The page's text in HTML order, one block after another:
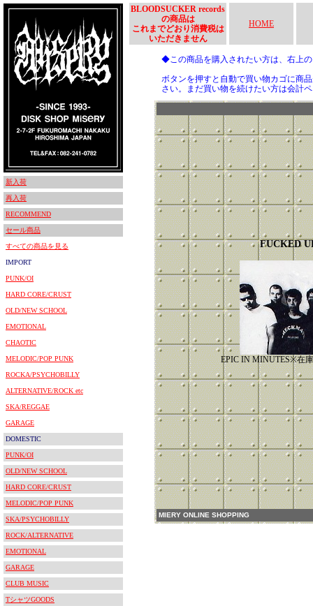
新入荷
再入荷
RECOMMEND
セール商品
すべての商品を見る
IMPORT
PUNK/OI
HARD CORE/CRUST
OLD/NEW SCHOOL
EMOTIONAL
CHAOTIC
MELODIC/POP PUNK
ROCKA/PSYCHOBILLY
ALTERNATIVE/ROCK etc
SKA/REGGAE
GARAGE
DOMESTIC
PUNK/OI
OLD/NEW SCHOOL
HARD CORE/CRUST
MELODIC/POP PUNK
SKA/PSYCHOBILLY
ROCK/ALTERNATIVE
EMOTIONAL
GARAGE
CLUB MUSIC
TシャツGOODS
BLOODSUCKER records
の商品は
これまでどおり消費税は
いただきません
HOME
◆この商品を購入されたい方は、右上
ボタンを押すと自動で買い物カゴに商
さい。まだ買い物を続けたい方は会計
FUCKED
EPIC IN MINUTES※在
MIERY ONLINE SHOPPING